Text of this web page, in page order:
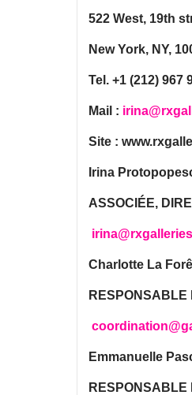
522 West, 19th
New York, NY,
Tel. +1 (212) 967
Mail :
Site :
Irina
ASSOCIÉE,
Charlotte La
RESPONSABLE
Emmanuelle
RESPONSABLE